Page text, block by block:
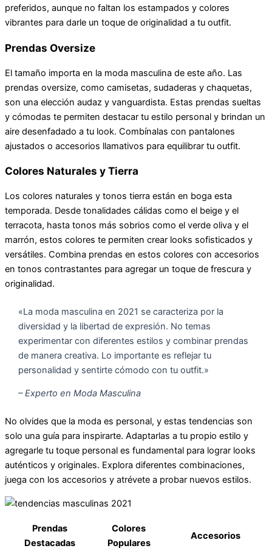
preferidos, aunque no faltan los estampados y colores
vibrantes para darle un toque de originalidad a tu outfit.
Prendas Oversize
El tamaño importa en la moda masculina de este año. Las
prendas oversize, como camisetas, sudaderas y chaquetas,
son una elección audaz y vanguardista. Estas prendas sueltas
y cómodas te permiten destacar tu estilo personal y brindan un
aire desenfadado a tu look. Combínalas con pantalones
ajustados o accesorios llamativos para equilibrar tu outfit.
Colores Naturales y Tierra
Los colores naturales y tonos tierra están en boga esta
temporada. Desde tonalidades cálidas como el beige y el
terracota, hasta tonos más sobrios como el verde oliva y el
marrón, estos colores te permiten crear looks sofisticados y
versátiles. Combina prendas en estos colores con accesorios
en tonos contrastantes para agregar un toque de frescura y
originalidad.
«La moda masculina en 2021 se caracteriza por la
diversidad y la libertad de expresión. No temas
experimentar con diferentes estilos y combinar prendas
de manera creativa. Lo importante es reflejar tu
personalidad y sentirte cómodo con tu outfit.»
– Experto en Moda Masculina
No olvides que la moda es personal, y estas tendencias son
solo una guía para inspirarte. Adaptarlas a tu propio estilo y
agregarle tu toque personal es fundamental para lograr looks
auténticos y originales. Explora diferentes combinaciones,
juega con los accesorios y atrévete a probar nuevos estilos.
Prendas
Destacadas
Colores
Populares
Accesorios